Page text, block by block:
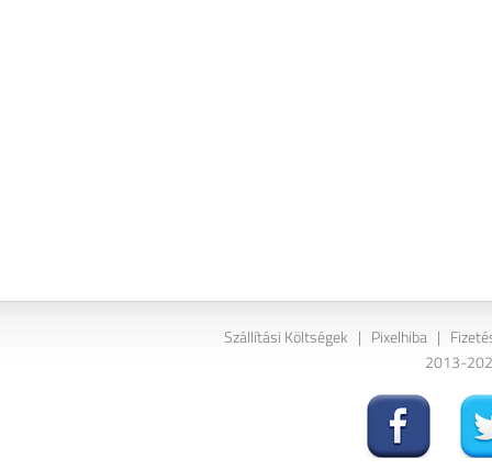
Szállítási Költségek | Pixelhiba |
2013-